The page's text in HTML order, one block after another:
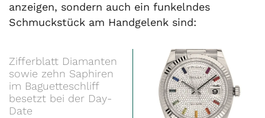
anzeigen, sondern auch ein funkelndes
Schmuckstück am Handgelenk sind:
Zifferblatt Diamanten
sowie zehn Saphiren
im Baguetteschliff
besetzt bei der Day-
Date